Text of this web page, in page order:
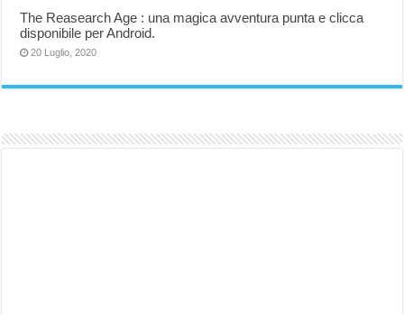
The Reasearch Age : una magica avventura punta e clicca
disponibile per Android.
20 Luglio, 2020